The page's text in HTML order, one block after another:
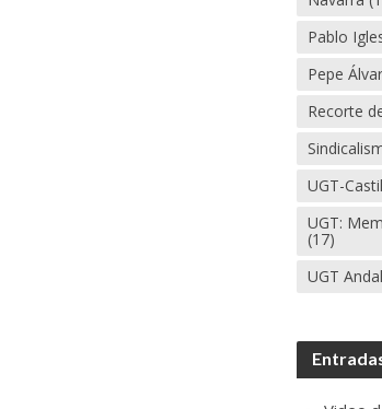
Pablo
Pepe
Recorte
UGT-
UGT:
(17)
UGT